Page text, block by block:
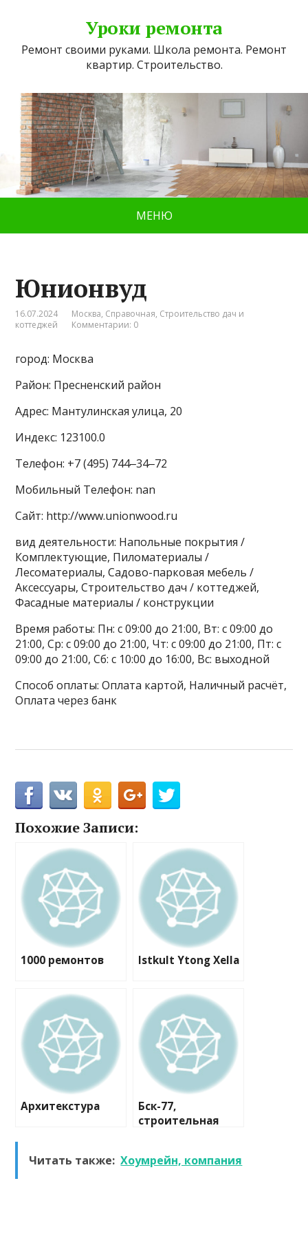
Уроки ремонта
Ремонт своими руками. Школа ремонта. Ремонт
квартир. Строительство.
МЕНЮ
Юнионвуд
16.07.2024 Москва, Справочная, Строительство дач и
коттеджей
Комментарии: 0
город: Москва
Район: Пресненский район
Адрес: Мантулинская улица, 20
Индекс: 123100.0
Телефон: +7 (495) 744‒34‒72
Мобильный Телефон: nan
Сайт: http://www.unionwood.ru
вид деятельности: Напольные покрытия /
Комплектующие, Пиломатериалы /
Лесоматериалы, Садово-парковая мебель /
Аксессуары, Строительство дач / коттеджей,
Фасадные материалы / конструкции
Время работы: Пн: с 09:00 до 21:00, Вт: с 09:00 до
21:00, Ср: с 09:00 до 21:00, Чт: с 09:00 до 21:00, Пт: с
09:00 до 21:00, Сб: с 10:00 до 16:00, Вс: выходной
Способ оплаты: Оплата картой, Наличный расчёт,
Оплата через банк
Похожие Записи:
1000 ремонтов Istkult Ytong Xella
Архитекстура
Бск-77,
строительная
Читать также: Хоумрейн, компания